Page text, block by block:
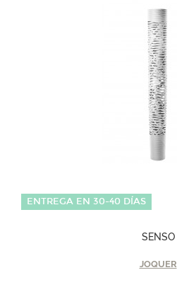
ENTREGA EN 30-40 DÍAS
SENSO
JOQUER